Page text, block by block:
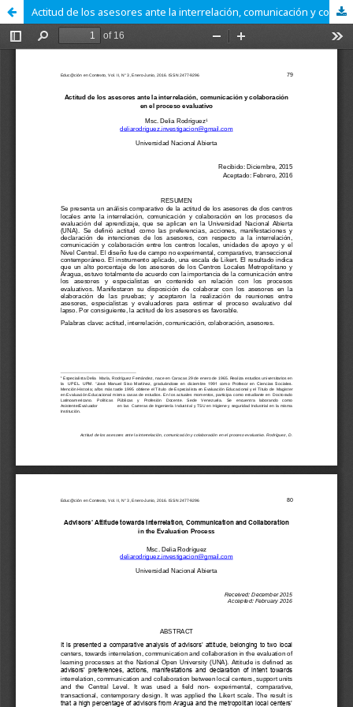
Actitud de los asesores ante la interrelación, comunicación y colaboración en el proceso evaluativo